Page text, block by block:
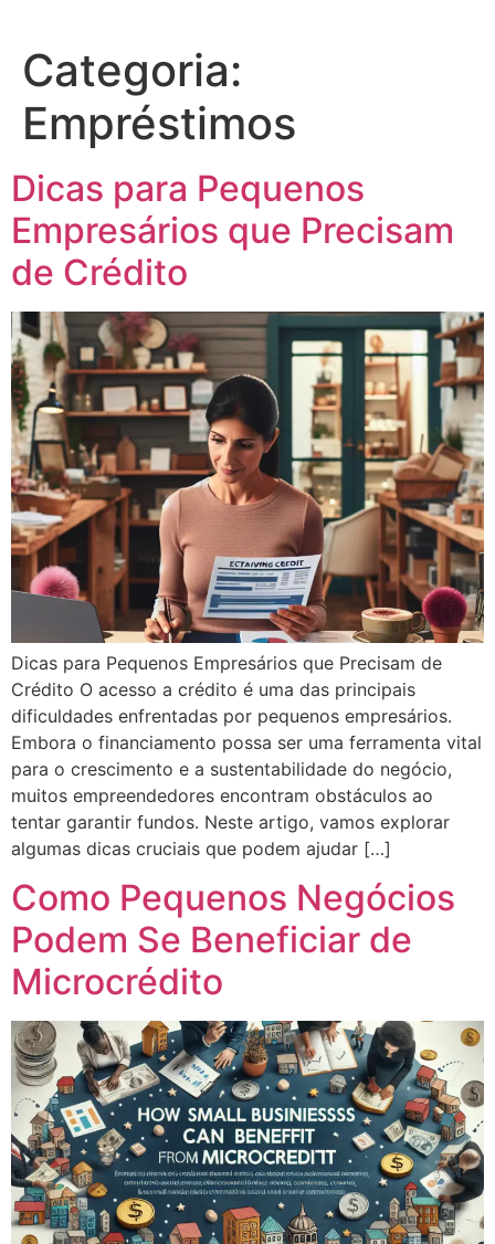
Categoria:
Empréstimos
Dicas para Pequenos
Empresários que Precisam
de Crédito
Dicas para Pequenos Empresários que Precisam de
Crédito O acesso a crédito é uma das principais
dificuldades enfrentadas por pequenos empresários.
Embora o financiamento possa ser uma ferramenta vital
para o crescimento e a sustentabilidade do negócio,
muitos empreendedores encontram obstáculos ao
tentar garantir fundos. Neste artigo, vamos explorar
algumas dicas cruciais que podem ajudar […]
Como Pequenos Negócios
Podem Se Beneficiar de
Microcrédito